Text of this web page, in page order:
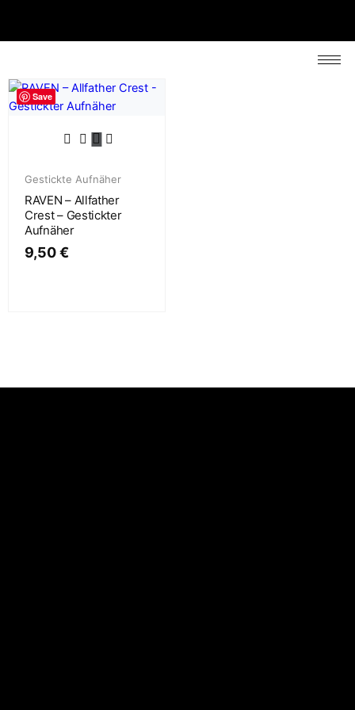
Save
Gestickte Aufnäher
RAVEN – Allfather
Crest – Gestickter
Aufnäher
9,50€